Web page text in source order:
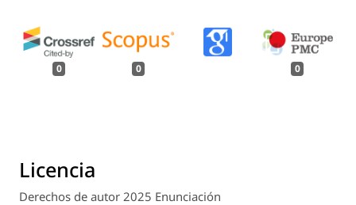
0 0 0
Licencia
Derechos de autor 2025 Enunciación